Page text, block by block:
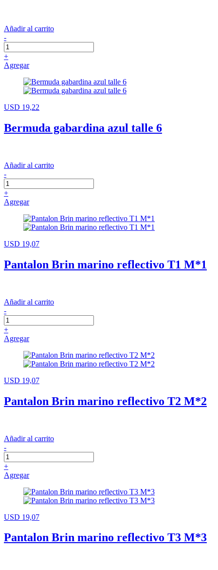
Añadir al carrito
-
+
Agregar
USD 19,22
Bermuda gabardina azul talle 6
Añadir al carrito
-
+
Agregar
USD 19,07
Pantalon Brin marino reflectivo T1 M*1
Añadir al carrito
-
+
Agregar
USD 19,07
Pantalon Brin marino reflectivo T2 M*2
Añadir al carrito
-
+
Agregar
USD 19,07
Pantalon Brin marino reflectivo T3 M*3